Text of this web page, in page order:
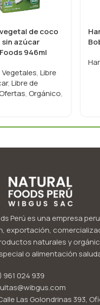
de coco
azúcar
946ml
Vegetales, Libre
, Libre de
, Orgánico,
Perú es una empresa
exportación,
naturales y
o alimentación
961 024 939
Las Golondrinas 393,